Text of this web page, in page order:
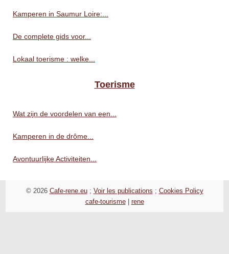
Kamperen in Saumur Loire:...
De complete gids voor...
Lokaal toerisme : welke...
Toerisme
Wat zijn de voordelen van een...
Kamperen in de drôme...
Avontuurlijke Activiteiten...
© 2026 Cafe-rene.eu; Voir les publications ; Cookies Policy
cafe-tourisme| rene